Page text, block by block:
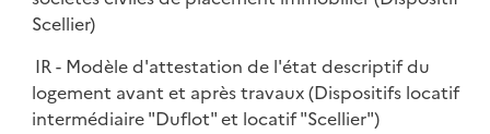
Scellier)
IR - Modèle d'attestation de l'état descriptif du
logement avant et après travaux (Dispositifs locatif
intermédiaire "Duflot" et locatif "Scellier")